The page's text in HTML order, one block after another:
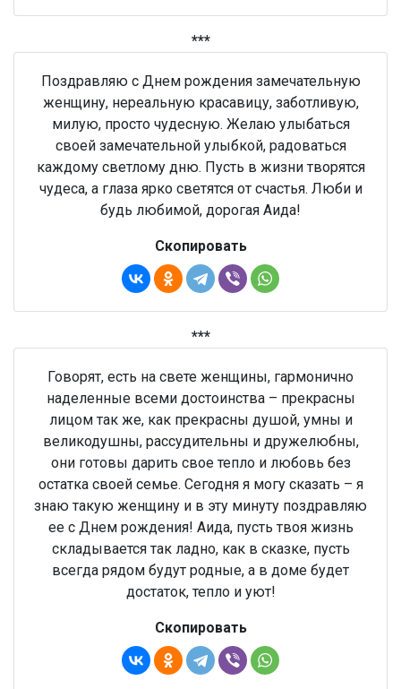
***
Поздравляю с Днем рождения замечательную
женщину, нереальную красавицу, заботливую,
милую, просто чудесную. Желаю улыбаться
своей замечательной улыбкой, радоваться
каждому светлому дню. Пусть в жизни творятся
чудеса, а глаза ярко светятся от счастья. Люби и
будь любимой, дорогая Аида!
Скопировать
***
Говорят, есть на свете женщины, гармонично
наделенные всеми достоинства – прекрасны
лицом так же, как прекрасны душой, умны и
великодушны, рассудительны и дружелюбны,
они готовы дарить свое тепло и любовь без
остатка своей семье. Сегодня я могу сказать – я
знаю такую женщину и в эту минуту поздравляю
ее с Днем рождения! Аида, пусть твоя жизнь
складывается так ладно, как в сказке, пусть
всегда рядом будут родные, а в доме будет
достаток, тепло и уют!
Скопировать